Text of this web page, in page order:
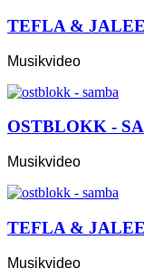
TEFLA &
Musikvideo
OSTBLOKK -
Musikvideo
TEFLA &
Musikvideo